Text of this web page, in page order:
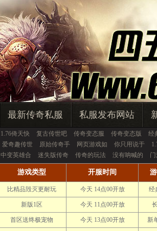
最新传奇私服 私服发布网站
1.76倚天快 复古传世吧 传奇变态服 传奇变态版
经
爱奇趣传世 原始传奇手 网页游戏如 你只用说于
中变英雄合 迷失版传奇 传奇的玩法 没有呐喊的
游戏类型 开服时间
比精品毁灭更耐玩 今天 14点00开放 经
新版1区 今天 11点00开放
首区送终极宠物 今天 13点00开放 新